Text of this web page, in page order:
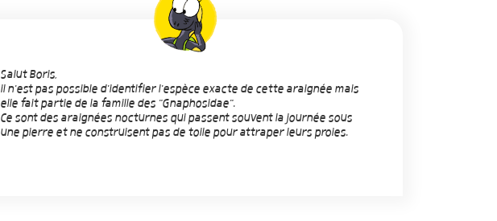
Salut Boris,
il n'est pas possible d'identifier l'espèce exacte de cette araignée mais
elle fait partie de la famille des "Gnaphosidae".
Ce sont des araignées nocturnes qui passent souvent la journée sous
une pierre et ne construisent pas de toile pour attraper leurs proies.